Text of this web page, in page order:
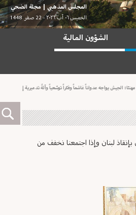
المجلس المذهبي | مجلة الضحي
الخميس ٠٦ آب ٢٠٢٦ - 22 صفر 1448
الشؤون المالية
الجيش يواجه عدواناً غاشماً وفكراً توسّعياً وآلةً تدميرية إجرامية لا
لبنان وإذا اجتمعنا نخفف من